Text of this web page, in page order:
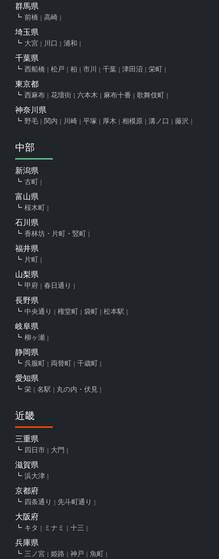
群馬県
前橋 高崎
埼玉県
大宮 川口 浦和
千葉県
西船橋 松戸 柏 市川 千葉 津田沼 栄町
東京都
西麻布 花壇街 六本木 麻布十番 歌舞伎町
神奈川県
野毛 関内 川崎 平塚 厚木 相模原 溝ノ口 藤沢
中部
新潟県
古町
富山県
桜木町
石川県
香林坊・片町・竪町
福井県
片町
山梨県
甲府 春日通り
長野県
中央通り 権堂町 袋町 松本駅
岐阜県
柳ヶ瀬
静岡県
呉服町 両替町 千歳町
愛知県
栄 名駅 丸の内・伏見
近畿
三重県
四日市 大門
滋賀県
浜大津
京都府
四条通り 先斗町通り
大阪府
キタ ミナミ 十三
兵庫県
三ノ宮 姫路 神戸 魚町